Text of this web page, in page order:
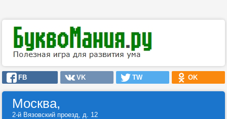
FB VK TW OK
Москва,
2-й Вязовский проезд, д. 12